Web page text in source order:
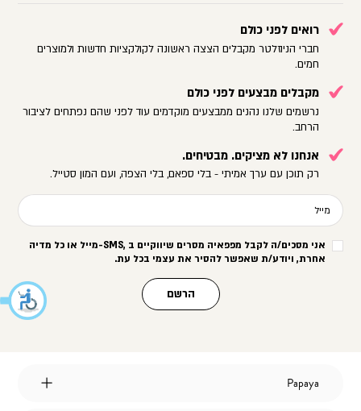
רואים לפני כולם
חברי הניוזלטר מקבלים הצצה ראשונה לקולקציות חדשות ולמוצרים
חמים.
מקבלים מבצעים לפני כולם
נרשמים שלנו נהנים ממבצעים מוקדמים עוד לפני שהם נפתחים לציבור
הרחב.
אנחנו לא מציקים. מבטיחים.
רק תוכן עם ערך אמיתי - בלי ספאם, בלי הצפה, ועם המון סטייל.
מייל
אני מסכים/ה לקבל מפפאיה מסרים שיווקיים ב -SMS,מייל או כל מדיה
אחרת, ויודע/ת שאפשר להסיר את עצמי בכל עת.
הרשם
Papaya
Papaya